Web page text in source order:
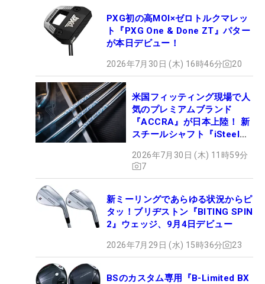
PXG初の高MOI×ゼロトルクマレッ
ト『PXG One & Done ZT』パター
が本日デビュー！
2026年7月30日 (木) 16時46分 20
米国フィッティング現場で人
気のプレミアムブランド
『ACCRA』が日本上陸！ 新
スチールシャフト『iSteel
2026年7月30日 (木) 11時59分
7
新ミーリングであらゆる状況からピ
タッ！ブリヂストン『BITING SPIN
2』ウェッジ、9月4日デビュー
2026年7月29日 (水) 15時36分 23
BSのカスタム専用『B-Limited BX